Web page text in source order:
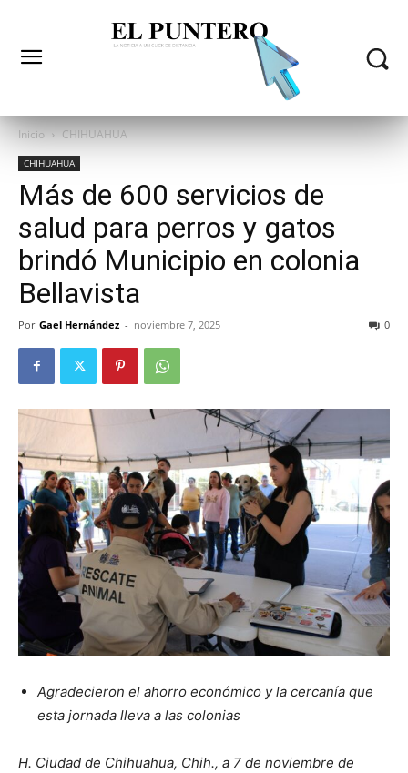
Inicio CHIHUAHUA
CHIHUAHUA
Más de 600 servicios de
salud para perros y gatos
brindó Municipio en colonia
Bellavista
Por Gael Hernández - noviembre 7, 2025 0
Agradecieron el ahorro económico y la cercanía que
esta jornada lleva a las colonias
H. Ciudad de Chihuahua, Chih., a 7 de noviembre de